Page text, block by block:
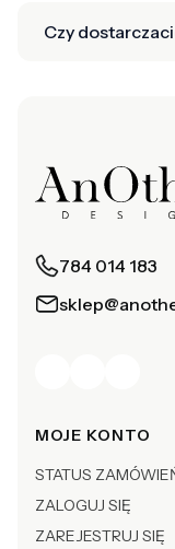
Czy
784 014 183
Linki w
MOJE KONTO
STATUS
ZALOGUJ SIĘ
ZAREJESTRUJ SIĘ